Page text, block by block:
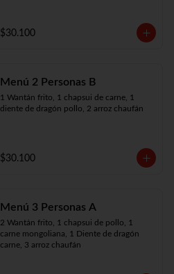
$30.100
Menú 2 Personas B
1 Wantán frito, 1 chapsui de carne, 1
diente de dragón pollo, 2 arroz chaufán
$30.100
Menú 3 Personas A
2 Wantán frito, 1 chapsui de pollo, 1
carne mongoliana, 1 Diente de dragón
carne, 3 arroz chaufán